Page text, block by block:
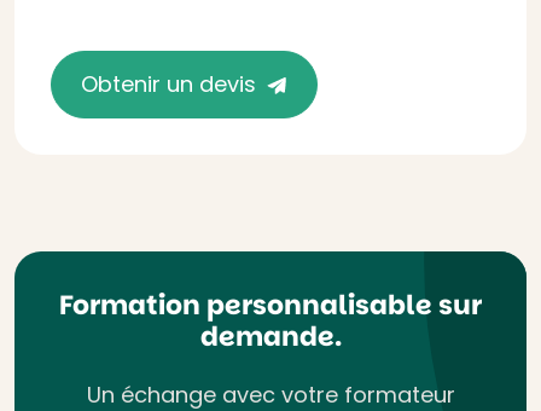
Obtenir un devis
Formation personnalisable sur
demande.
Un échange avec votre formateur